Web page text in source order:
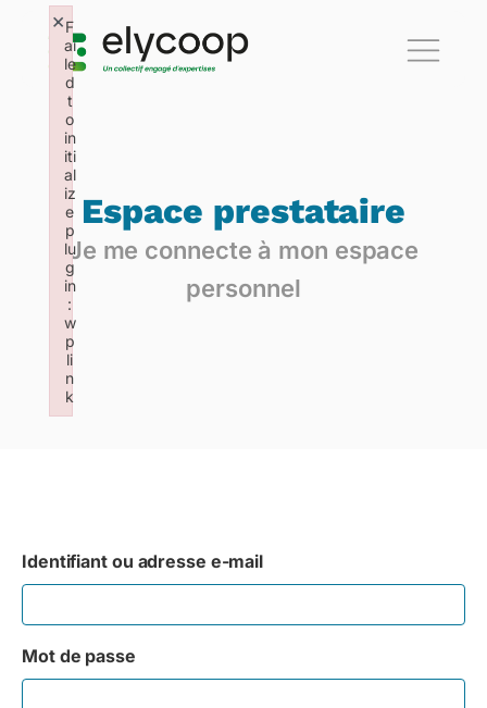
Espace prestataire
Je me connecte à mon espace
personnel
Identifiant ou adresse e-mail
Mot de passe
F
ai
le
d
t
o
in
iti
al
iz
e
p
lu
g
in
:
w
p
li
n
k
×
Failed to initialize plugin: wplink